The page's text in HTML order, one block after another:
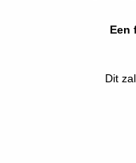
Een
Dit